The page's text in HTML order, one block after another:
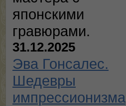
японскими
гравюрами.
31.12.2025
Эва Гонсалес.
Шедевры
импрессионизма